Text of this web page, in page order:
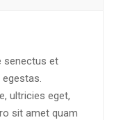
senectus et
ultricies eget,
sit amet quam